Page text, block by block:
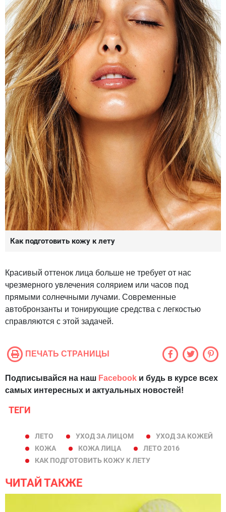
Как подготовить кожу к лету
Красивый оттенок лица больше не требует от нас
чрезмерного увлечения солярием или часов под
прямыми солнечными лучами. Современные
автобронзанты и тонирующие средства с легкостью
справляются с этой задачей.
ПЕЧАТЬ СТРАНИЦЫ
Подписывайся на наш Facebook и будь в курсе всех
самых интересных и актуальных новостей!
ТЕГИ
ЛЕТО УХОД ЗА ЛИЦОМ
УХОД ЗА КОЖЕЙ
КОЖА
КОЖА ЛИЦА
ЛЕТО 2016
КАК ПОДГОТОВИТЬ КОЖУ К ЛЕТУ
ЧИТАЙ ТАКЖЕ